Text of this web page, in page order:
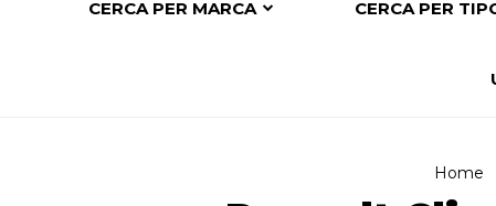
CERCA PER MARCA CERCA PER
Home